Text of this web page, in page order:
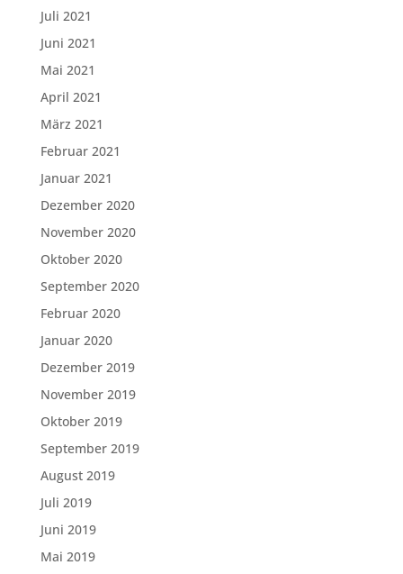
Juli 2021
Juni 2021
Mai 2021
April 2021
März 2021
Februar 2021
Januar 2021
Dezember 2020
November 2020
Oktober 2020
September 2020
Februar 2020
Januar 2020
Dezember 2019
November 2019
Oktober 2019
September 2019
August 2019
Juli 2019
Juni 2019
Mai 2019